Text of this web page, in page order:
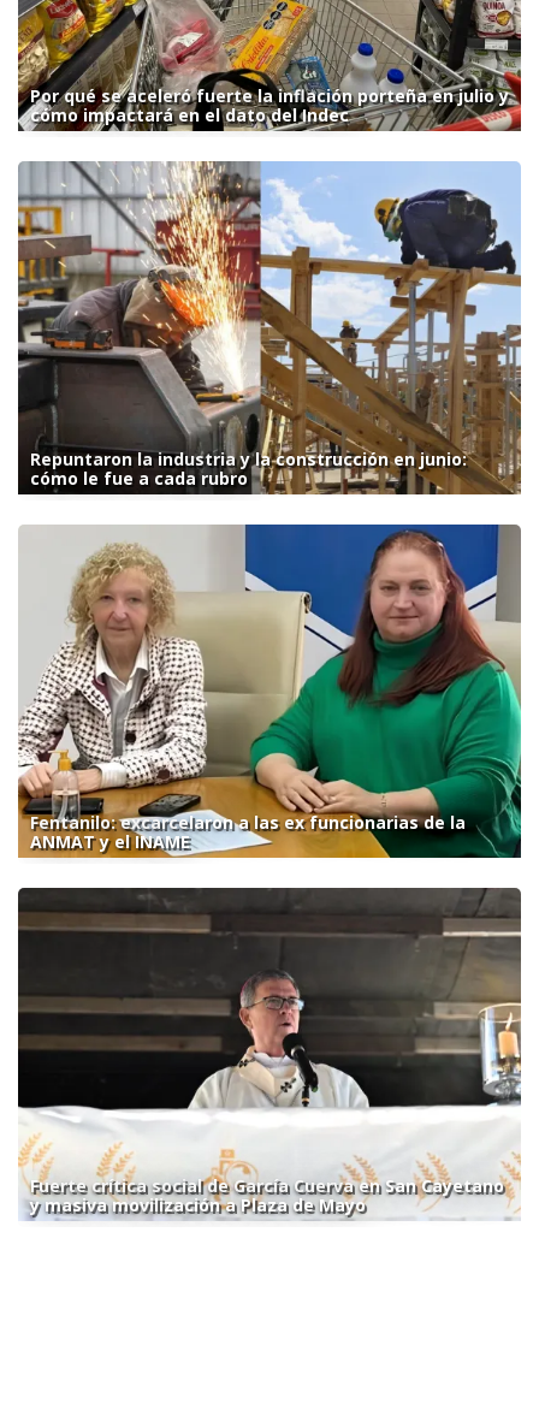
Por qué se aceleró fuerte la inflación porteña en julio y
cómo impactará en el dato del Indec
Repuntaron la industria y la construcción en junio:
cómo le fue a cada rubro
Fentanilo: excarcelaron a las ex funcionarias de la
ANMAT y el INAME
Fuerte crítica social de García Cuerva en San Cayetano
y masiva movilización a Plaza de Mayo